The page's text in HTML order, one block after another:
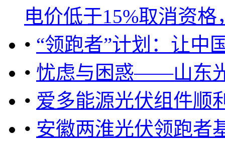
电价低于15%取消资
• “领跑者”计划：让中
• 忧虑与困惑——山东
• 爱多能源光伏组件顺
• 安徽两淮光伏领跑者